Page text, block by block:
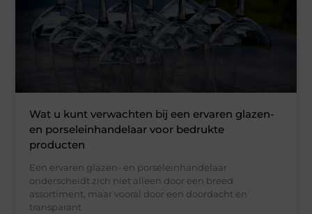
Wat u kunt verwachten bij een ervaren glazen-
en porseleinhandelaar voor bedrukte
producten
Een ervaren glazen- en porseleinhandelaar
onderscheidt zich niet alleen door een breed
assortiment, maar vooral door een doordacht en
transparant